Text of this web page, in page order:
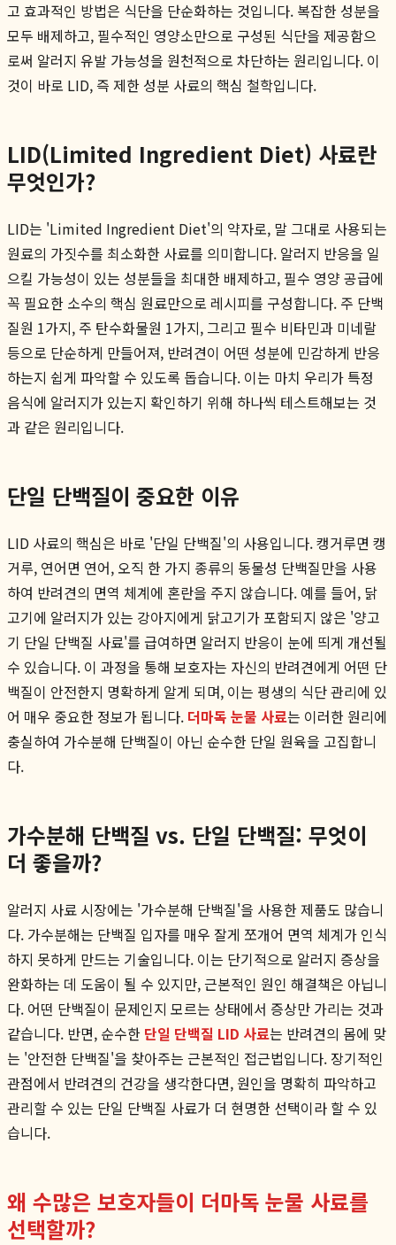
고 효과적인 방법은 식단을 단순화하는 것입니다. 복잡한 성분을
모두 배제하고, 필수적인 영양소만으로 구성된 식단을 제공함으
로써 알러지 유발 가능성을 원천적으로 차단하는 원리입니다. 이
것이 바로 LID, 즉 제한 성분 사료의 핵심 철학입니다.
LID(Limited Ingredient Diet) 사료란
무엇인가?
LID는 'Limited Ingredient Diet'의 약자로, 말 그대로 사용되는
원료의 가짓수를 최소화한 사료를 의미합니다. 알러지 반응을 일
으킬 가능성이 있는 성분들을 최대한 배제하고, 필수 영양 공급에
꼭 필요한 소수의 핵심 원료만으로 레시피를 구성합니다. 주 단백
질원 1가지, 주 탄수화물원 1가지, 그리고 필수 비타민과 미네랄
등으로 단순하게 만들어져, 반려견이 어떤 성분에 민감하게 반응
하는지 쉽게 파악할 수 있도록 돕습니다. 이는 마치 우리가 특정
음식에 알러지가 있는지 확인하기 위해 하나씩 테스트해보는 것
과 같은 원리입니다.
단일 단백질이 중요한 이유
LID 사료의 핵심은 바로 '단일 단백질'의 사용입니다. 캥거루면 캥
거루, 연어면 연어, 오직 한 가지 종류의 동물성 단백질만을 사용
하여 반려견의 면역 체계에 혼란을 주지 않습니다. 예를 들어, 닭
고기에 알러지가 있는 강아지에게 닭고기가 포함되지 않은 '양고
기 단일 단백질 사료'를 급여하면 알러지 반응이 눈에 띄게 개선될
수 있습니다. 이 과정을 통해 보호자는 자신의 반려견에게 어떤 단
백질이 안전한지 명확하게 알게 되며, 이는 평생의 식단 관리에 있
어 매우 중요한 정보가 됩니다. 더마독 눈물 사료는 이러한 원리에
충실하여 가수분해 단백질이 아닌 순수한 단일 원육을 고집합니
다.
가수분해 단백질 vs. 단일 단백질: 무엇이
더 좋을까?
알러지 사료 시장에는 '가수분해 단백질'을 사용한 제품도 많습니
다. 가수분해는 단백질 입자를 매우 잘게 쪼개어 면역 체계가 인식
하지 못하게 만드는 기술입니다. 이는 단기적으로 알러지 증상을
완화하는 데 도움이 될 수 있지만, 근본적인 원인 해결책은 아닙니
다. 어떤 단백질이 문제인지 모르는 상태에서 증상만 가리는 것과
같습니다. 반면, 순수한 단일 단백질 LID 사료는 반려견의 몸에 맞
는 '안전한 단백질'을 찾아주는 근본적인 접근법입니다. 장기적인
관점에서 반려견의 건강을 생각한다면, 원인을 명확히 파악하고
관리할 수 있는 단일 단백질 사료가 더 현명한 선택이라 할 수 있
습니다.
왜 수많은 보호자들이 더마독 눈물 사료를
선택할까?